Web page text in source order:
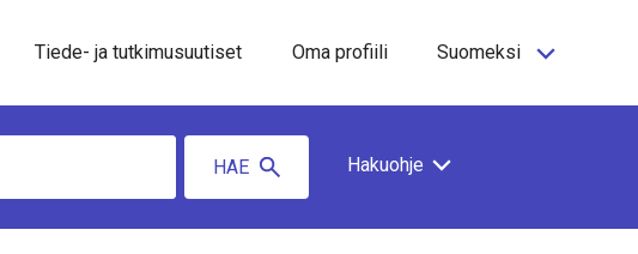
Tiede- ja tutkimusuutiset Oma profiili Suomeksi
HAE Hakuohje